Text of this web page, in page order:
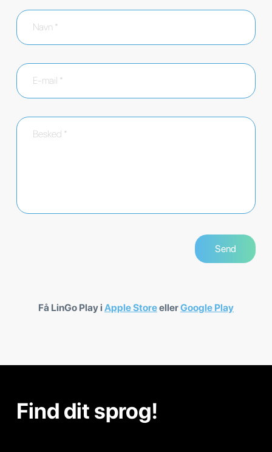
Få LinGo Play i Apple StoreellerGoogle Play
Find dit sprog!